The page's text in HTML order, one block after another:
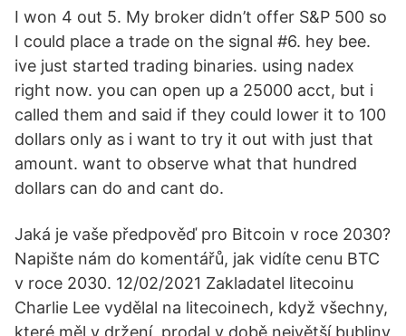
I won 4 out 5. My broker didn’t offer S&P 500 so
I could place a trade on the signal #6. hey bee.
ive just started trading binaries. using nadex
right now. you can open up a 25000 acct, but i
called them and said if they could lower it to 100
dollars only as i want to try it out with just that
amount. want to observe what that hundred
dollars can do and cant do.
Jaká je vaše předpověď pro Bitcoin v roce 2030?
Napište nám do komentářů, jak vidíte cenu BTC
v roce 2030. 12/02/2021 Zakladatel litecoinu
Charlie Lee vydělal na litecoinech, když všechny,
které měl v držení, prodal v době největší bubliny